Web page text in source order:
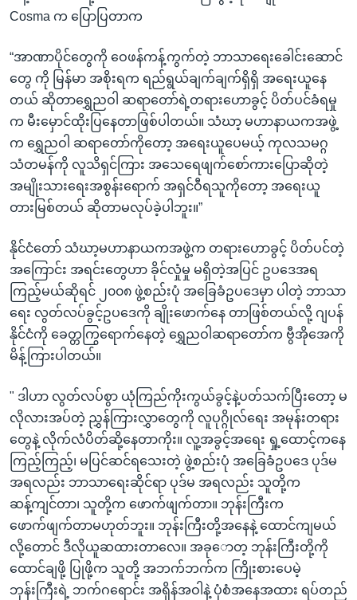
Cosma က ပြောပြတာက
“အာဏာပိုင်တွေကို ဝေဖန်ကန့်ကွက်တဲ့ ဘာသာရေးခေါင်းဆောင်
တွေ ကို မြန်မာ အစိုးရက ရည်ရွယ်ချက်ချက်ရှိရှိ အရေးယူနေ
တယ် ဆိုတာရွှေညဝါ ဆရာတော်ရဲ့တရားဟောခွင့် ပိတ်ပင်ခံရမှု
က မီးမှောင်ထိုးပြနေတာဖြစ်ပါတယ်။ သံဃာ့ မဟာနာယကအဖွဲ့
က ရွှေညဝါ ဆရာတော်ကိုတော့ အရေးယူပေမယ့် ကုလသမဂ္ဂ
သံတမန်ကို လူသိရှင်ကြား အသေရေဖျက်စော်ကားပြောဆိုတဲ့
အမျိုးသားရေးအစွန်းရောက် အရှင်ဝီရသူကိုတော့ အရေးယူ
တားမြစ်တယ် ဆိုတာမလုပ်ခဲ့ပါဘူး။”
နိုင်ငံတော် သံဃာ့မဟာနာယကအဖွဲ့က တရားဟောခွင့် ပိတ်ပင်တဲ့
အကြောင်း အရင်းတွေဟာ ခိုင်လှုံမှု မရှိတဲ့အပြင် ဥပဒေအရ
ကြည့်မယ်ဆိုရင် ၂၀၀၈ ဖွဲ့စည်းပုံ အခြေခံဥပဒေမှာ ပါတဲ့ ဘာသာ
ရေး လွတ်လပ်ခွင့်ဥပဒေကို ချိုးဖောက်နေ တာဖြစ်တယ်လို့ ဂျပန်
နိုင်ငံကို ခေတ္တကြွရောက်နေတဲ့ ရွှေညဝါဆရာတော်က ဗွီအိုအေကို
မိန့်ကြားပါတယ်။
" ဒါဟာ လွတ်လပ်စွာ ယုံကြည်ကိုးကွယ်ခွင့်နဲ့ပတ်သက်ပြီးတော့ မ
လိုလားအပ်တဲ့ ညွှန်ကြားလွှာတွေကို လူပုဂ္ဂိုလ်ရေး အမုန်းတရား
တွေနဲ့ လိုက်လံပိတ်ဆို့နေတာကိုး။ လူ့အခွင့်အရေး ရှု့ထောင့်ကနေ
ကြည့်ကြည့်၊ မပြင်ဆင်ရသေးတဲ့ ဖွဲ့စည်းပုံ အခြေခံဥပဒေ ပုဒ်မ
အရလည်း ဘာသာရေးဆိုင်ရာ ပုဒ်မ အရလည်း သူတို့က
ဆန့်ကျင်တာ၊ သူတို့က ဖောက်ဖျက်တာ။ ဘုန်းကြီးက
ဖောက်ဖျက်တာမဟုတ်ဘူး။ ဘုန်းကြီးတို့အနေနဲ့ ထောင်ကျမယ်
လို့တောင် ဒီလိုယူဆထားတာလေ။ အခုောတ့ ဘုန်းကြီးတို့ကို
ထောင်ချဖို့ ပြုဖို့က သူတို့ အဘက်ဘက်က ကြိုးစားပေမဲ့
ဘုန်းကြီးရဲ့ ဘက်ဂရောင်း အရှိန်အဝါနဲ့ ပုံစံအနေအထား ရပ်တည်